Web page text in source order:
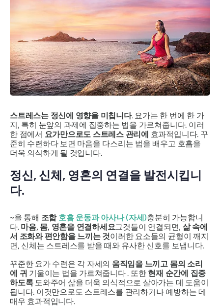
스트레스는 정신에 영향을 미칩니다. 요가는 한 번에 한 가
지, 특히 눈앞의 과제에 집중하는 법을 가르쳐줍니다. 이러
한 점에서 요가만으로도 스트레스 관리에 효과적입니다. 꾸
준히 수련하다 보면 마음을 다스리는 법을 배우고 호흡을
더욱 의식하게 될 것입니다.
정신, 신체, 영혼의 연결을 발전시킵니
다.
~을 통해 조합 호흡 운동과아사나(자세)충분히 가능합니
다. 마음, 몸, 영혼을 연결하세요그것들이 연결되면, 삶 속에
서 조화와 편안함을 느끼는 것이러한 요소들의 균형이 깨지
면, 신체는 스트레스를 받을 때와 유사한 신호를 보냅니다.
꾸준한 요가 수련은 각 자세의 움직임을 느끼고 몸의 소리
에 귀 기울이는 법을 가르쳐줍니다 . 또한 현재 순간에 집중
하도록도와주어 삶을 더욱 의식적으로 살아가는 데 도움이
됩니다. 이것만으로도 스트레스를 관리하거나 예방하는 데
매우 효과적입니다.